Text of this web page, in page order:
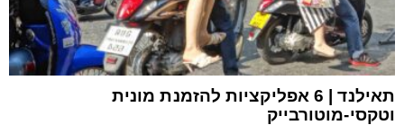
תאילנד | 6 אפליקציות להזמנת מונית
וטקסי-מוטורבייק